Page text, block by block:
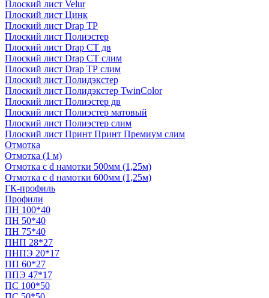
Плоский лист Velur
Плоский лист Цинк
Плоский лист Drap ТР
Плоский лист Полиэстер
Плоский лист Drap СТ дв
Плоский лист Drap СТ слим
Плоский лист Drap ТР слим
Плоский лист Полидэкстер
Плоский лист Полидэкстер TwinColor
Плоский лист Полиэстер дв
Плоский лист Полиэстер матовый
Плоский лист Полиэстер слим
Плоский лист Принт Принт Премиум слим
Отмотка
Отмотка (1 м)
Отмотка с d намотки 500мм (1,25м)
Отмотка с d намотки 600мм (1,25м)
ГК-профиль
Профили
ПН 100*40
ПН 50*40
ПН 75*40
ПНП 28*27
ПНПЭ 20*17
ПП 60*27
ППЭ 47*17
ПС 100*50